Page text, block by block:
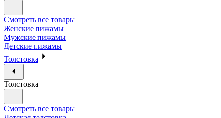
Смотреть все товары
Женские пижамы
Мужские пижамы
Детские пижамы
Толстовка
Толстовка
Смотреть все товары